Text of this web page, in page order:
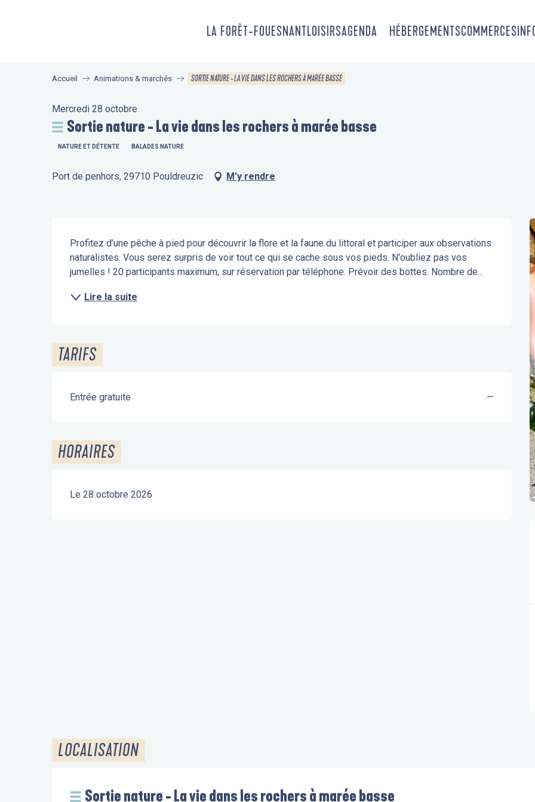
LA FORÊT-FOUESNANTLOISIRSAGENDA HÉBERGEMENTSCOMMERCES
Accueil Animations & marchés SORTIE NATURE - LA VIE DANS LES ROCHERS À MARÉE BASSE
Mercredi 28 octobre
Sortie nature - La vie dans les rochers à marée basse
NATURE ET DÉTENTE BALADES NATURE
Port de penhors, 29710 Pouldreuzic M'y rendre
Description
Profitez d’une pêche à pied pour découvrir la flore et la faune du littoral et participer aux observations
naturalistes. Vous serez surpris de voir tout ce qui se cache sous vos pieds. N'oubliez pas vos
jumelles ! 20 participants maximum, sur réservation par téléphone. Prévoir des bottes. Nombre de...
Lire la suite
TARIFS
Entrée gratuite —
HORAIRES
Le 28 octobre 2026
LOCALISATION
Sortie nature - La vie dans les rochers à marée basse